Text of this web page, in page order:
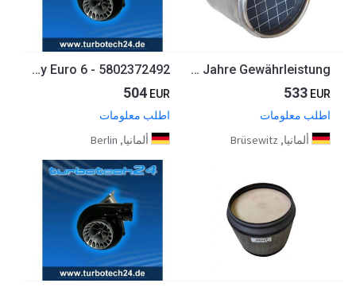
DPF, Partikelfilter, Rußpartikelfilter passend für Mercedes MP4 Euro 6 0014906292, 0014907392, A0014906292, A0014907392, 2 Jahre Gewährleistung
533 EUR
اطلب معلومات
ألمانيا, Brüsewitz
Rußpartikelfilter,Partikelfilter,DPF IVECO S-Way Euro 6 - 5802372492
504 EUR
اطلب معلومات
ألمانيا, Berlin